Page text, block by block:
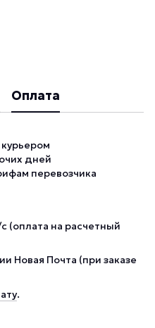
Оплата
дней
перевозчика
(оплата на расчетный
Новая Почта (при заказе
.